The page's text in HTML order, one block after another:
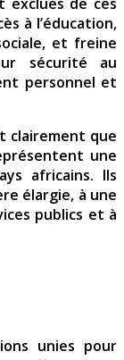
à l’éducation,
et freine
sécurité au
personnel et
clairement que
une
africains. Ils
élargie, à une
publics et à
unies pour